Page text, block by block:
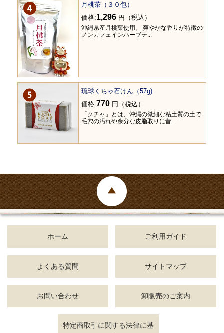
月桃茶（３０包）
価格:1,296 円（税込）
沖縄県産月桃葉使用。 爽やかな香りが特徴の
ノンカフェインハーブテ...
琉球くちゃ石けん（57g)
価格:770 円（税込）
「クチャ」とは、沖縄の微細な粘土質の土で
毛穴の汚れや余分な皮脂取りに昔...
ホーム ご利用ガイド
よくある質問 サイトマップ
お問い合わせ 卸販売のご案内
特定商取引に関する法律に基